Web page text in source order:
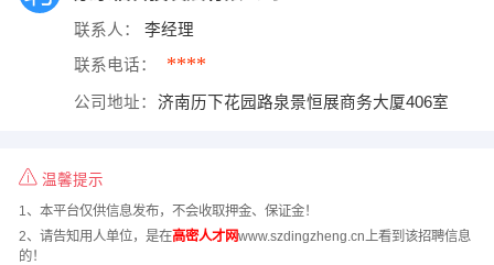
联系人： 李经理
联系电话： ****
公司地址： 济南历下花园路泉景恒展商务大厦406室
温馨提示
1、本平台仅供信息发布，不会收取押金、保证金！
2、请告知用人单位，是在高密人才网www.szdingzheng.cn上看到该招聘信息
的！